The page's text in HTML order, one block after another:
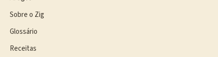
Sobre o Zig
Glossário
Receitas